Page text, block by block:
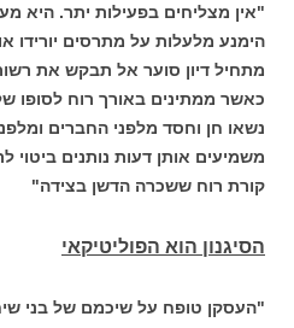
"אין מצליחים בפעילות יתר. היא
הימנע מלעלות על מתרסים יורידו
מתחיל דיון סוער אל תבקש את
כאשר ממתינים באורך רוח לסופו
נשאו חן וחסד מלפני החברים
משמיעים אותן דעות נותנים ביטוי
קורת רוח ששכרה הדשן בצידה"
הסיגנון הוא הפוליטיקאי
"העסקן טופח על שיכמם של בני